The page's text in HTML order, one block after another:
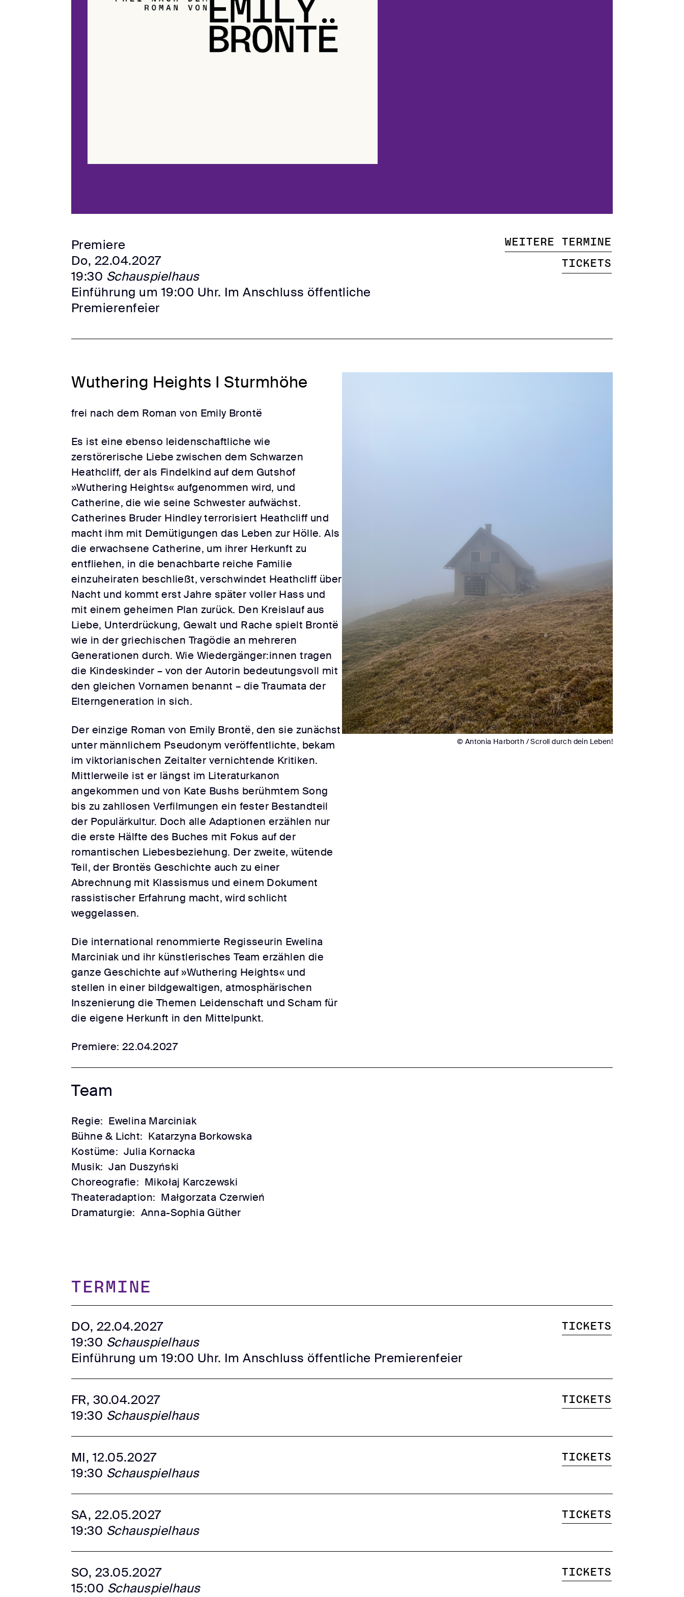
Premiere
Do, 22.04.2027
19:30 Schauspielhaus
Einführung um 19:00 Uhr. Im Anschluss öffentliche
Premierenfeier
Weitere Termine
Tickets
Wuthering Heights I Sturmhöhe
frei nach dem Roman von Emily Brontë
Es ist eine ebenso leidenschaftliche wie
zerstörerische Liebe zwischen dem Schwarzen
Heathcliff, der als Findelkind auf dem Gutshof
»Wuthering Heights« aufgenommen wird, und
Catherine, die wie seine Schwester aufwächst.
Catherines Bruder Hindley terrorisiert Heathcliff und
macht ihm mit Demütigungen das Leben zur Hölle. Als
die erwachsene Catherine, um ihrer Herkunft zu
entfliehen, in die benachbarte reiche Familie
einzuheiraten beschließt, verschwindet Heathcliff über
Nacht und kommt erst Jahre später voller Hass und
mit einem geheimen Plan zurück. Den Kreislauf aus
Liebe, Unterdrückung, Gewalt und Rache spielt Brontë
wie in der griechischen Tragödie an mehreren
Generationen durch. Wie Wiedergänger:innen tragen
die Kindeskinder – von der Autorin bedeutungsvoll mit
den gleichen Vornamen benannt – die Traumata der
Elterngeneration in sich.
Der einzige Roman von Emily Brontë, den sie zunächst
unter männlichem Pseudonym veröffentlichte, bekam
im viktorianischen Zeitalter vernichtende Kritiken.
Mittlerweile ist er längst im Literaturkanon
angekommen und von Kate Bushs berühmtem Song
bis zu zahllosen Verfilmungen ein fester Bestandteil
der Populärkultur. Doch alle Adaptionen erzählen nur
die erste Hälfte des Buches mit Fokus auf der
romantischen Liebesbeziehung. Der zweite, wütende
Teil, der Brontës Geschichte auch zu einer
Abrechnung mit Klassismus und einem Dokument
rassistischer Erfahrung macht, wird schlicht
weggelassen.
Die international renommierte Regisseurin Ewelina
Marciniak und ihr künstlerisches Team erzählen die
ganze Geschichte auf »Wuthering Heights« und
stellen in einer bildgewaltigen, atmosphärischen
Inszenierung die Themen Leidenschaft und Scham für
die eigene Herkunft in den Mittelpunkt.
Premiere: 22.04.2027
© Antonia Harborth / Scroll durch dein Leben!
Team
Regie: Ewelina Marciniak
Bühne & Licht: Katarzyna Borkowska
Kostüme: Julia Kornacka
Musik: Jan Duszyński
Choreografie: Mikołaj Karczewski
Theateradaption: Małgorzata Czerwień
Dramaturgie: Anna-Sophia Güther
TERMINE
DO, 22.04.2027
19:30 Schauspielhaus
Einführung um 19:00 Uhr. Im Anschluss öffentliche Premierenfeier
Tickets
FR, 30.04.2027
19:30 Schauspielhaus
Tickets
MI, 12.05.2027
19:30 Schauspielhaus
Tickets
SA, 22.05.2027
19:30 Schauspielhaus
Tickets
SO, 23.05.2027
15:00 Schauspielhaus
Tickets